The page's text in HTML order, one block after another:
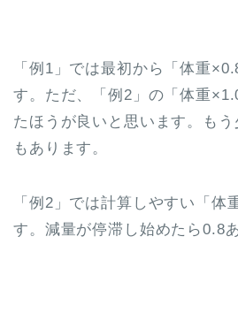
「例1」では最初から「体重
す。ただ、「例2」の「体重
たほうが良いと思います。も
もあります。
「例2」では計算しやすい「体
す。減量が停滞し始めたら0.8